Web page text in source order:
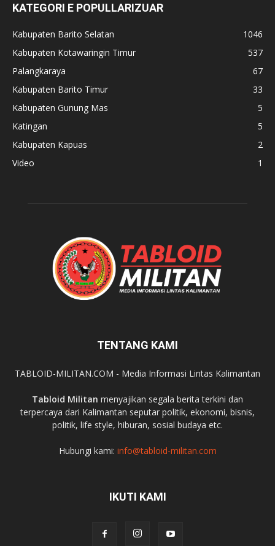
KATEGORI E POPULLARIZUAR
Kabupaten Barito Selatan
1046
Kabupaten Kotawaringin Timur
537
Palangkaraya
67
Kabupaten Barito Timur
33
Kabupaten Gunung Mas
5
Katingan
5
Kabupaten Kapuas
2
Video
1
TENTANG KAMI
TABLOID-MILITAN.COM - Media Informasi Lintas Kalimantan
Tabloid Militan menyajikan segala berita terkini dan
terpercaya dari Kalimantan seputar politik, ekonomi, bisnis,
politik, life style, hiburan, sosial budaya etc.
Hubungi kami: info@tabloid-militan.com
IKUTI KAMI